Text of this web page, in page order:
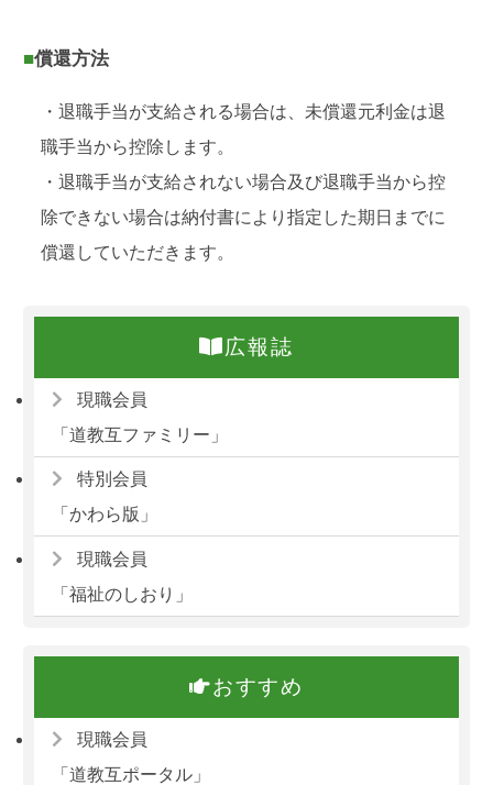
■償還方法
・退職手当が支給される場合は、未償還元利金は退
職手当から控除します。
・退職手当が支給されない場合及び退職手当から控
除できない場合は納付書により指定した期日までに
償還していただきます。
広報誌
現職会員
「道教互ファミリー」
特別会員
「かわら版」
現職会員
「福祉のしおり」
おすすめ
現職会員
「道教互ポータル」